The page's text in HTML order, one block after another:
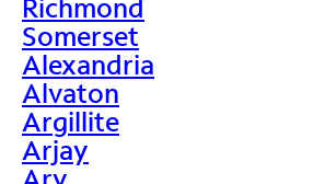
Richmond
Somerset
Alexandria
Alvaton
Argillite
Arjay